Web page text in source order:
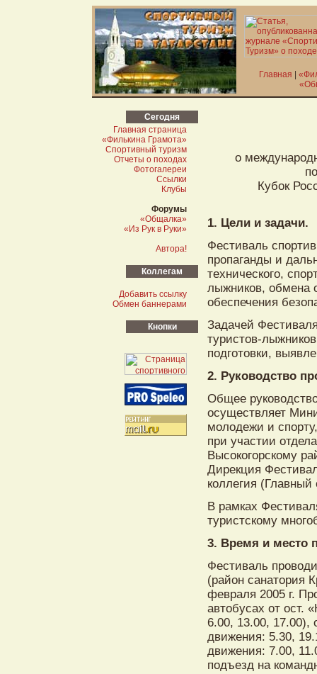
Главная
Сегодня
Главная страница
«Филькина Грамота»
Спортивный туризм
Отчеты о походах
Фотогалереи
Ссылки
Клубы
Форумы
«Общалка»
«Из Рук в Руки»
Автора!
Коллегам
Добавить ссылку
Обмен баннерами
Кнопки
о
Кубок
1. Цели и задачи.
Фестиваль
пропаганды и
технического,
лыжников, обмена
обеспечения
Задачей
туристов-
подготовки,
2. Руководство
Общее
осуществляет
молодежи и
при участии
Высокогорскому
Дирекция
коллегия
В рамках
туристскому
3. Время и место
Фестиваль
(район санатория
февраля 2005 г.
автобусах от ост.
6.00, 13.00, 17.00),
движения: 5.30,
движения: 7.00,
подъезд на